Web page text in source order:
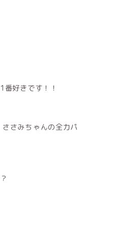
好きです！！
さみちゃんの全力パ